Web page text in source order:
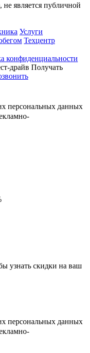
является публичной
Услуги
Техцентр
конфиденциальности
драйв Получать
персональных данных
узнать скидки на ваш
персональных данных